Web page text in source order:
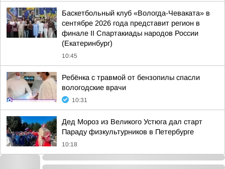
Баскетбольный клуб «Вологда-Чеваката» в
сентябре 2026 года представит регион в
финале II Спартакиады народов России
(Екатеринбург)
10:45
Ребёнка с травмой от бензопилы спасли
вологодские врачи
10:31
Дед Мороз из Великого Устюга дал старт
Параду физкультурников в Петербурге
10:18